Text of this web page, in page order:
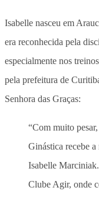
Isabelle nasceu em
era reconhecida pela
especialmente nos
pela prefeitura de
Senhora das Graças:
“Com muito
Ginástica recebe
Isabelle
Clube Agir, onde